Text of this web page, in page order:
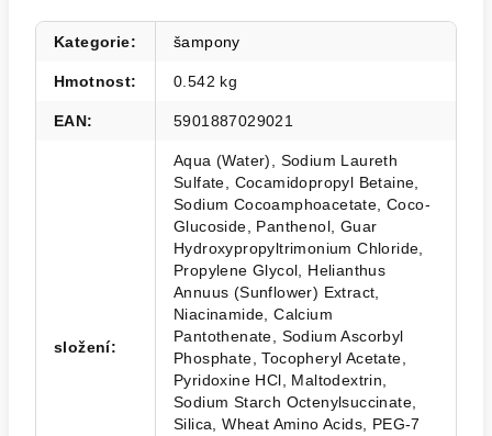
Kategorie: šampony
Hmotnost: 0.542 kg
EAN: 5901887029021
složení:
Aqua (Water), Sodium Laureth
Sulfate, Cocamidopropyl Betaine,
Sodium Cocoamphoacetate, Coco-
Glucoside, Panthenol, Guar
Hydroxypropyltrimonium Chloride,
Propylene Glycol, Helianthus
Annuus (Sunflower) Extract,
Niacinamide, Calcium
Pantothenate, Sodium Ascorbyl
Phosphate, Tocopheryl Acetate,
Pyridoxine HCl, Maltodextrin,
Sodium Starch Octenylsuccinate,
Silica, Wheat Amino Acids, PEG-7